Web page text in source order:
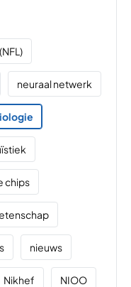
neuraal netwerk
chips
nieuws
Nikhef NIOO